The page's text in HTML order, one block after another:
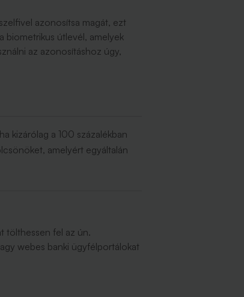
azonosítsa magát, ezt
biometrikus útlevél, amelyek
az azonosításhoz úgy,
kizárólag a 100 százalékban
amelyért egyáltalán
tölthessen fel az ún.
webes banki ügyfélportálokat